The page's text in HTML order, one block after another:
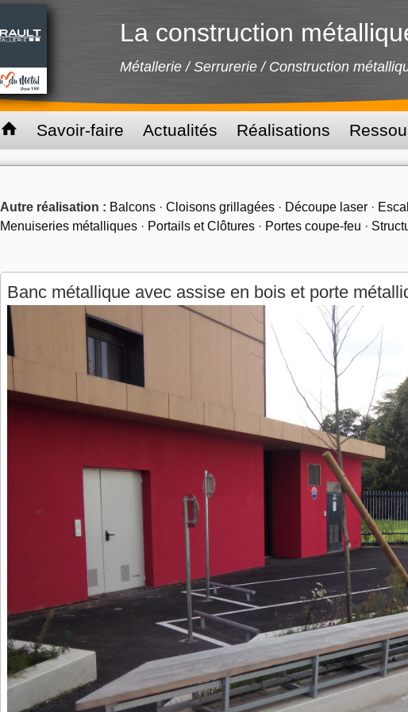
La construction
Métallerie / Serrurerie / Construction
Savoir-faire Actualités Réalisations
Autre réalisation : Balcons · Cloisons grillagées · Découpe laser ·
Menuiseries métalliques · Portails et Clôtures · Portes coupe-feu ·
Banc métallique avec assise en bois et porte